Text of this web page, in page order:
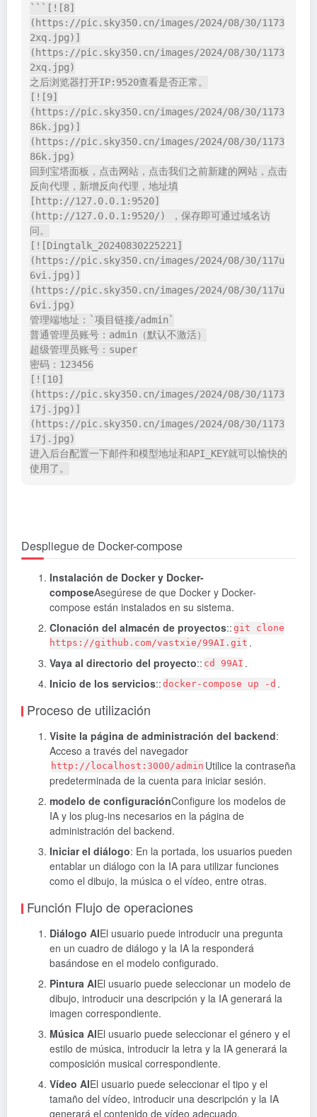
```[![8]
(https://pic.sky350.cn/images/2024/08/30/1173
2xq.jpg)]
(https://pic.sky350.cn/images/2024/08/30/1173
2xq.jpg)
之后浏览器打开IP:9520查看是否正常。
[![9]
(https://pic.sky350.cn/images/2024/08/30/1173
86k.jpg)]
(https://pic.sky350.cn/images/2024/08/30/1173
86k.jpg)
回到宝塔面板，点击网站，点击我们之前新建的网站，点击
反向代理，新增反向代理，地址填
[http://127.0.0.1:9520]
(http://127.0.0.1:9520/) ，保存即可通过域名访
问。
[![Dingtalk_20240830225221]
(https://pic.sky350.cn/images/2024/08/30/117u
6vi.jpg)]
(https://pic.sky350.cn/images/2024/08/30/117u
6vi.jpg)
管理端地址：`项目链接/admin`
普通管理员账号：admin（默认不激活）
超级管理员账号：super
密码：123456
[![10]
(https://pic.sky350.cn/images/2024/08/30/1173
i7j.jpg)]
(https://pic.sky350.cn/images/2024/08/30/1173
i7j.jpg)
进入后台配置一下邮件和模型地址和API_KEY就可以愉快的
Despliegue de Docker-compose
Instalación de Docker y Docker-
composeAsegúrese de que Docker y Docker-
compose están instalados en su sistema.
Clonación del almacén de proyectos:: git clone
https://github.com/vastxie/99AI.git .
Vaya al directorio del proyecto:: cd 99AI .
Inicio de los servicios:: docker-compose up -d .
Proceso de utilización
Visite la página de administración del backend:
Acceso a través del navegador
http://localhost:3000/admin Utilice la contraseña
predeterminada de la cuenta para iniciar sesión.
modelo de configuraciónConfigure los modelos de
IA y los plug-ins necesarios en la página de
administración del backend.
Iniciar el diálogo: En la portada, los usuarios pueden
entablar un diálogo con la IA para utilizar funciones
como el dibujo, la música o el vídeo, entre otras.
Función Flujo de operaciones
Diálogo AIEl usuario puede introducir una pregunta
en un cuadro de diálogo y la IA la responderá
basándose en el modelo configurado.
Pintura AIEl usuario puede seleccionar un modelo de
dibujo, introducir una descripción y la IA generará la
imagen correspondiente.
Música AIEl usuario puede seleccionar el género y el
estilo de música, introducir la letra y la IA generará la
composición musical correspondiente.
Vídeo AIEl usuario puede seleccionar el tipo y el
tamaño del vídeo, introducir una descripción y la IA
generará el contenido de vídeo adecuado.